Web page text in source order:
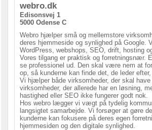
webro.dk
Edisonsvej 1
5000 Odense C
Webro hjælper små og mellemstore
deres hjemmeside og synlighed på Google.
WordPress, webshops, SEO, drift, hosting
Vores tilgang er praktisk og forretningsnær.
se professionel ud. Den skal være nem at
op, så kunderne kan finde det, de leder
Vi hjælper både virksomheder, der skal
virksomheder, der allerede har en løsning,
hastighed eller SEO ikke fungerer godt nok.
Hos webro lægger vi vægt på tydelig
langsigtet samarbejde. Vi forsøger at gøre
kunderne kan fokusere på deres egen
hjemmesiden og den digitale synlighed.